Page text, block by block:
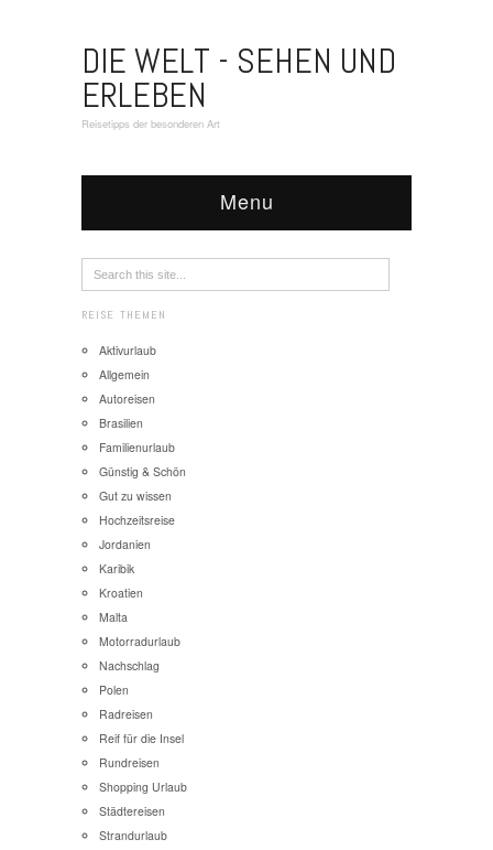
DIE WELT - SEHEN UND
ERLEBEN
Reisetipps der besonderen Art
Menu
REISE THEMEN
Aktivurlaub
Allgemein
Autoreisen
Brasilien
Familienurlaub
Günstig & Schön
Gut zu wissen
Hochzeitsreise
Jordanien
Karibik
Kroatien
Malta
Motorradurlaub
Nachschlag
Polen
Radreisen
Reif für die Insel
Rundreisen
Shopping Urlaub
Städtereisen
Strandurlaub